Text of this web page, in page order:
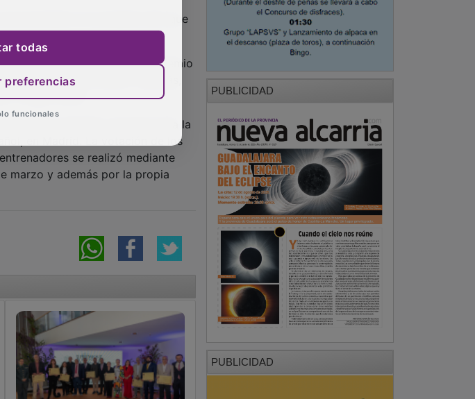
al excelente año que
finalistas que optan al premio
pasado 31 de octubre. Además,
y Jorge Ureña.
Atletismo Español, prevista para la
en Madrid. La votación de los
se realizó mediante
marzo y además por la propia
PUBLICIDAD
PUBLICIDAD
todas
preferencias
funcionales